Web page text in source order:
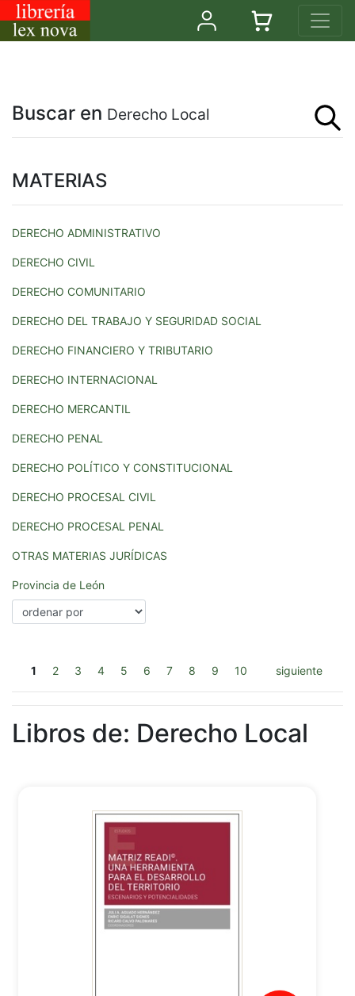
Buscar en Derecho Local
MATERIAS
DERECHO ADMINISTRATIVO
DERECHO CIVIL
DERECHO COMUNITARIO
DERECHO DEL TRABAJO Y SEGURIDAD SOCIAL
DERECHO FINANCIERO Y TRIBUTARIO
DERECHO INTERNACIONAL
DERECHO MERCANTIL
DERECHO PENAL
DERECHO POLÍTICO Y CONSTITUCIONAL
DERECHO PROCESAL CIVIL
DERECHO PROCESAL PENAL
OTRAS MATERIAS JURÍDICAS
Provincia de León
1 2 3 4 5 6 7 8 9 10 siguiente
Libros de: Derecho Local